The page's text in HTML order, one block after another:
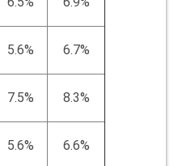
5.6% 6.7%
7.5% 8.3%
5.6% 6.6%